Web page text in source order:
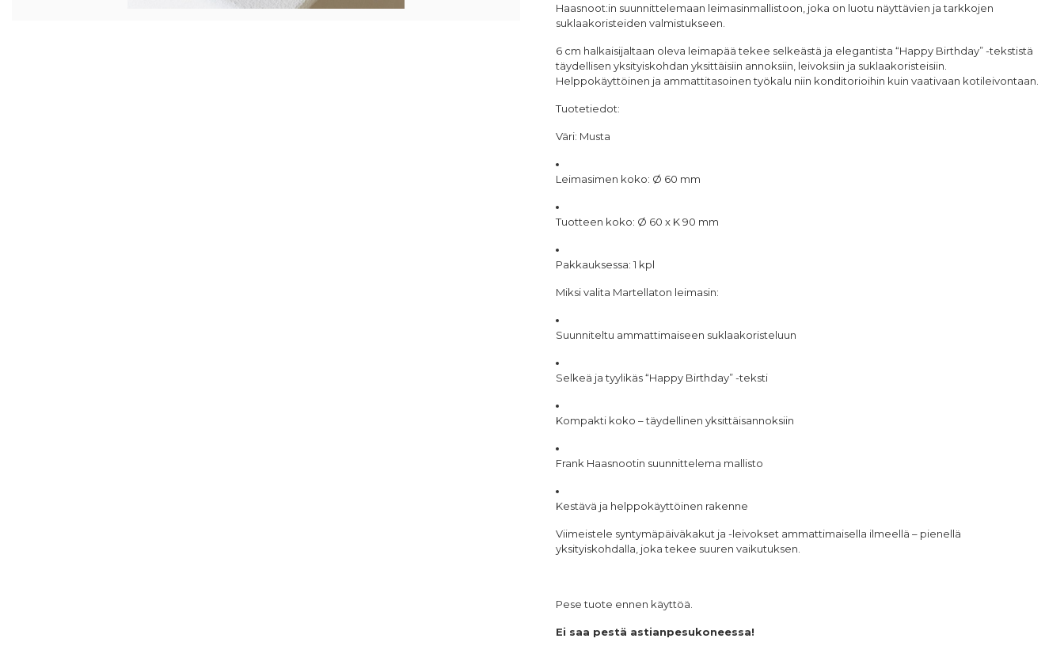
Haasnoot:in suunnittelemaan leimasinmallistoon, joka on luotu näyttävien ja tarkkojen
suklaakoristeiden valmistukseen.
6 cm halkaisijaltaan oleva leimapää tekee selkeästä ja elegantista “Happy Birthday” -tekstistä
täydellisen yksityiskohdan yksittäisiin annoksiin, leivoksiin ja suklaakoristeisiin.
Helppokäyttöinen ja ammattitasoinen työkalu niin konditorioihin kuin vaativaan kotileivontaan.
Tuotetiedot:
Väri: Musta
Leimasimen koko: Ø 60 mm
Tuotteen koko: Ø 60 x K 90 mm
Pakkauksessa: 1 kpl
Miksi valita Martellaton leimasin:
Suunniteltu ammattimaiseen suklaakoristeluun
Selkeä ja tyylikäs “Happy Birthday” -teksti
Kompakti koko – täydellinen yksittäisannoksiin
Frank Haasnootin suunnittelema mallisto
Kestävä ja helppokäyttöinen rakenne
Viimeistele syntymäpäiväkakut ja -leivokset ammattimaisella ilmeellä – pienellä
yksityiskohdalla, joka tekee suuren vaikutuksen.
Pese tuote ennen käyttöä.
Ei saa pestä astianpesukoneessa!